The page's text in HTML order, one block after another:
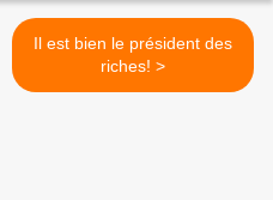
Il est bien le président des
riches! >